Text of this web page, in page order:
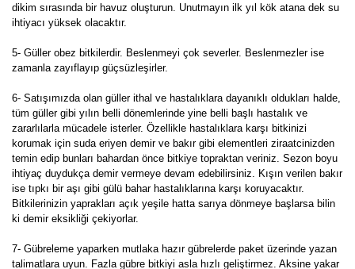
dikim sırasında bir havuz oluşturun. Unutmayın ilk yıl kök atana dek su
ihtiyacı yüksek olacaktır.
5- Güller obez bitkilerdir. Beslenmeyi çok severler. Beslenmezler ise
zamanla zayıflayıp güçsüzleşirler.
6- Satışımızda olan güller ithal ve hastalıklara dayanıklı oldukları halde,
tüm güller gibi yılın belli dönemlerinde yine belli başlı hastalık ve
zararlılarla mücadele isterler. Özellikle hastalıklara karşı bitkinizi
korumak için suda eriyen demir ve bakır gibi elementleri ziraatcinizden
temin edip bunları bahardan önce bitkiye topraktan veriniz. Sezon boyu
ihtiyaç duydukça demir vermeye devam edebilirsiniz. Kışın verilen bakır
ise tıpkı bir aşı gibi gülü bahar hastalıklarına karşı koruyacaktır.
Bitkilerinizin yaprakları açık yeşile hatta sarıya dönmeye başlarsa bilin
ki demir eksikliği çekiyorlar.
7- Gübreleme yaparken mutlaka hazır gübrelerde paket üzerinde yazan
talimatlara uyun. Fazla gübre bitkiyi asla hızlı geliştirmez. Aksine yakar